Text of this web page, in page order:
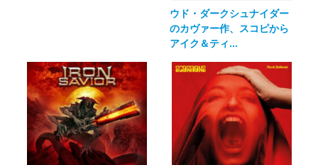
ウド・ダークシュナイダー
のカヴァー作、スコピから
アイク＆ティ...